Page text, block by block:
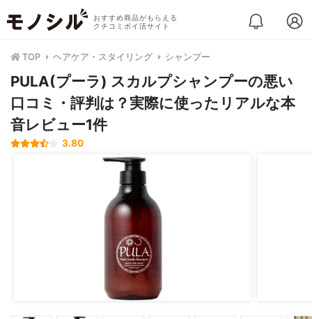
おすすめ商品がもらえる
クチコミポイ活サイト
TOP ヘアケア・スタイリング シャンプー
PULA(プーラ) スカルプシャンプーの悪い
口コミ・評判は？実際に使ったリアルな本
音レビュー1件
3.80